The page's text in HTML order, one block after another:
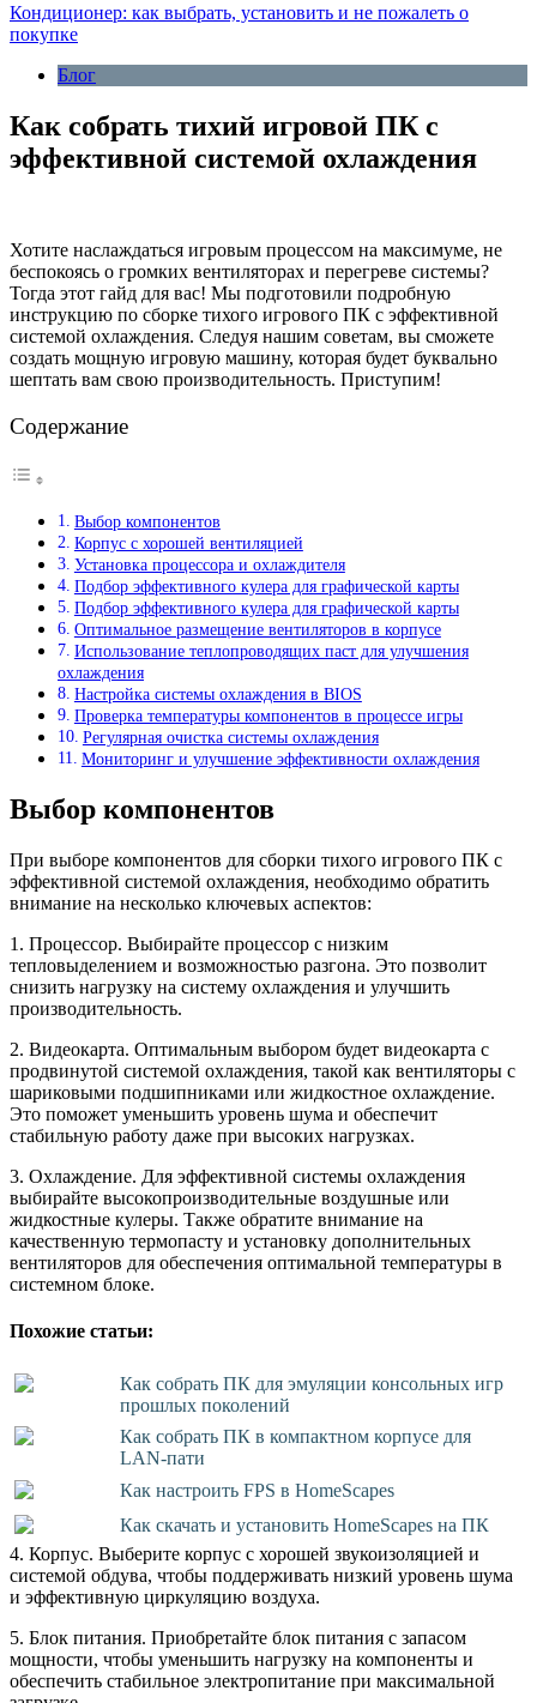
Кондиционер: как выбрать, установить и не пожалеть о
покупке
Блог
Как собрать тихий игровой ПК с
эффективной системой охлаждения
Хотите наслаждаться игровым процессом на максимуме, не
беспокоясь о громких вентиляторах и перегреве системы?
Тогда этот гайд для вас! Мы подготовили подробную
инструкцию по сборке тихого игрового ПК с эффективной
системой охлаждения. Следуя нашим советам, вы сможете
создать мощную игровую машину, которая будет буквально
шептать вам свою производительность. Приступим!
Содержание
Выбор компонентов
Корпус с хорошей вентиляцией
Установка процессора и охлаждителя
Подбор эффективного кулера для графической карты
Подбор эффективного кулера для графической карты
Оптимальное размещение вентиляторов в корпусе
Использование теплопроводящих паст для улучшения
охлаждения
Настройка системы охлаждения в BIOS
Проверка температуры компонентов в процессе игры
Регулярная очистка системы охлаждения
Мониторинг и улучшение эффективности охлаждения
Выбор компонентов
При выборе компонентов для сборки тихого игрового ПК с
эффективной системой охлаждения, необходимо обратить
внимание на несколько ключевых аспектов:
1. Процессор. Выбирайте процессор с низким
тепловыделением и возможностью разгона. Это позволит
снизить нагрузку на систему охлаждения и улучшить
производительность.
2. Видеокарта. Оптимальным выбором будет видеокарта с
продвинутой системой охлаждения, такой как вентиляторы с
шариковыми подшипниками или жидкостное охлаждение.
Это поможет уменьшить уровень шума и обеспечит
стабильную работу даже при высоких нагрузках.
3. Охлаждение. Для эффективной системы охлаждения
выбирайте высокопроизводительные воздушные или
жидкостные кулеры. Также обратите внимание на
качественную термопасту и установку дополнительных
вентиляторов для обеспечения оптимальной температуры в
системном блоке.
Похожие статьи:
Как собрать ПК для эмуляции консольных игр
прошлых поколений
Как собрать ПК в компактном корпусе для
LAN-пати
Как настроить FPS в HomeScapes
Как скачать и установить HomeScapes на ПК
4. Корпус. Выберите корпус с хорошей звукоизоляцией и
системой обдува, чтобы поддерживать низкий уровень шума
и эффективную циркуляцию воздуха.
5. Блок питания. Приобретайте блок питания с запасом
мощности, чтобы уменьшить нагрузку на компоненты и
обеспечить стабильное электропитание при максимальной